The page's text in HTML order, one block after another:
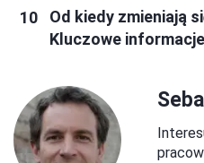
Od kiedy zmieniają
Kluczowe